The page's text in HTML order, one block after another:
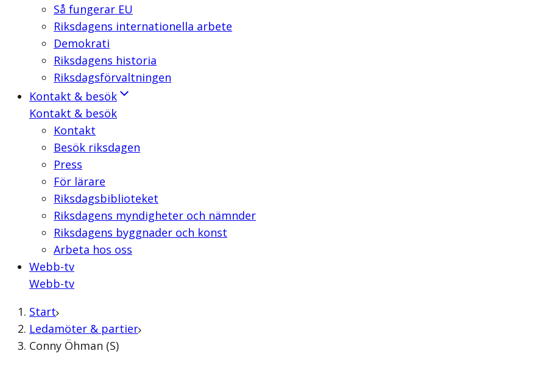
Så fungerar EU
Riksdagens internationella arbete
Demokrati
Riksdagens historia
Riksdagsförvaltningen
Kontakt & besök
Kontakt & besök
Kontakt
Besök riksdagen
Press
För lärare
Riksdagsbiblioteket
Riksdagens myndigheter och nämnder
Riksdagens byggnader och konst
Arbeta hos oss
Webb-tv
Webb-tv
Start
Ledamöter & partier
Conny Öhman (S)